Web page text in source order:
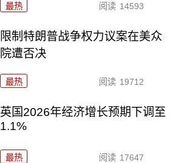
最热 阅读 14593
限制特朗普战争权力议案在美众
院遭否决
最热 阅读 19712
英国2026年经济增长预期下调至
1.1%
最热 阅读 17647